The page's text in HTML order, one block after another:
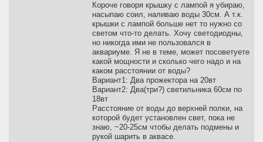
Короче говоря крышку с лампой я убираю,
насыпаю соил, наливаю воды 30см. А т.к.
крышки с лампой больше нет то нужно со
светом что-то делать. Хочу светодиодны,
но никогда ими не пользовался в
аквариуме. Я не в теме, может посоветуете
какой мощности и сколько чего надо и на
каком расстоянии от воды?
Вариант1: Два прожектора на 20вт
Вариант2: Два(три?) светильника 60см по
18вт
Расстояние от воды до верхней полки, на
которой будет установлен свет, пока не
знаю, ~20-25см чтобы делать подмены и
рукой шарить в аквасе.